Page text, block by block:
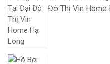
Đô Thị Vin Home